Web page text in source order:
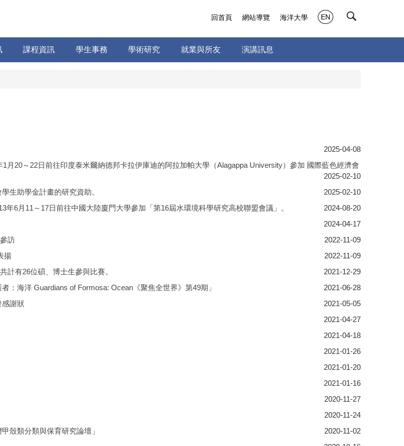
課程資訊 學生事務 學術研究 就業與所友 演講訊息
回首頁 網站導覽 海洋大學 EN
2025-04-08
20～22日前往印度泰米爾納德邦卡拉伊庫迪的阿拉加帕大學（Alagappa University）參加 國際藍色經濟會
2025-02-10
生助學金計畫的研究資助。
2025-02-10
6月11～17日前往中國大陸廈門大學參加「第16屆水環境科學研究高校聯盟會議」。
2024-08-20
2024-04-17
訪
2022-11-09
揚
2022-11-09
計有26位碩、博士生參與比賽。
2021-12-29
海洋 Guardians of Formosa: Ocean《聚焦全世界》第49期」
2021-06-28
感謝狀
2021-05-05
2021-04-27
2021-04-18
2021-01-26
2021-01-20
2021-01-16
2020-11-27
2020-11-24
殼類分類與保育研究論壇」
2020-11-02